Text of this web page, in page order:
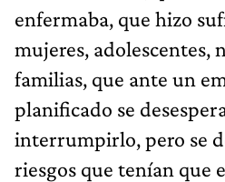
enfermaba, que hizo
mujeres, adolescentes,
familias, que ante un
planificado se
interrumpirlo, pero se
riesgos que tenían que